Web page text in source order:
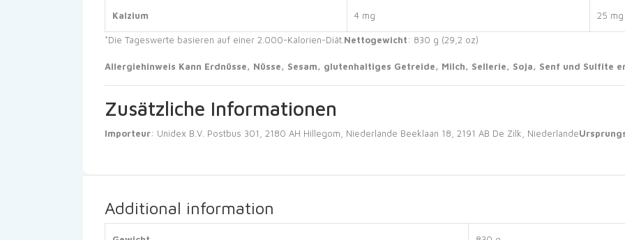
Kalzium 4 mg 25 mg
*Die Tageswerte basieren auf einer 2.000-Kalorien-Diät. Nettogewicht: 830 g (29,2 oz)
Allergiehinweis Kann Erdnüsse, Nüsse, Sesam, glutenhaltiges Getreide, Milch, Sellerie, Soja, Senf und Sulfite
Zusätzliche Informationen
Importeur: Unidex B.V. Postbus 301, 2180 AH Hillegom, Niederlande Beeklaan 18, 2191 AB De Zilk, Niederlande
Additional information